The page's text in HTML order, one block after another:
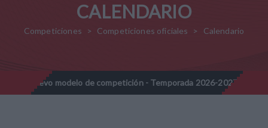
CALENDARIO
Competiciones Competiciones oficiales Calendario
de competición - Temporada 2026-2027 // Nota